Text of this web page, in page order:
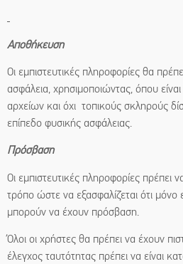
Αποθήκευση
Οι εμπιστευτικές πληροφορίες θα
ασφάλεια, χρησιμοποιώντας, όπου
αρχείων και όχι τοπικούς σκληρούς
επίπεδο φυσικής ασφάλειας.
Πρόσβαση
Οι εμπιστευτικές πληροφορίες πρέπει
τρόπο ώστε να εξασφαλίζεται ότι
μπορούν να έχουν πρόσβαση.
Όλοι οι χρήστες θα πρέπει να έχουν
έλεγχος ταυτότητας πρέπει να είναι